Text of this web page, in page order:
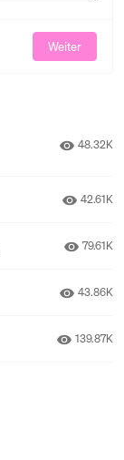
Weiter
Anzahl
48.32K
Anzahl
42.61K
Anzahl
79.61K
Anzahl
43.86K
Anzahl
139.87K